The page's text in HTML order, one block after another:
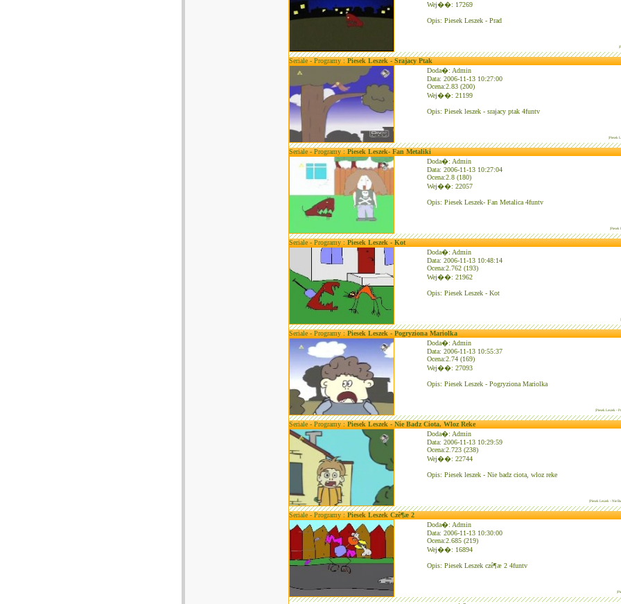
Wej��: 17269
Opis: Piesek Leszek - Prad
Seriale - Programy :Piesek Leszek - Srajacy Ptak
Doda�: Admin
Data: 2006-11-13 10:27:00
Ocena:2.83 (200)
Wej��: 21199
Opis: Piesek leszek - srajacy ptak 4funtv
|Piesek
Seriale - Programy :Piesek Leszek- Fan Metaliki
Doda�: Admin
Data: 2006-11-13 10:27:04
Ocena:2.8 (180)
Wej��: 22057
Opis: Piesek Leszek- Fan Metalica 4funtv
|Piesek
Seriale - Programy :Piesek Leszek - Kot
Doda�: Admin
Data: 2006-11-13 10:48:14
Ocena:2.762 (193)
Wej��: 21962
Opis: Piesek Leszek - Kot
Seriale - Programy :Piesek Leszek - Pogryziona Mariolka
Doda�: Admin
Data: 2006-11-13 10:55:37
Ocena:2.74 (169)
Wej��: 27093
Opis: Piesek Leszek - Pogryziona Mariolka
|Piesek Leszek -
Seriale - Programy :Piesek Leszek - Nie Badz Ciota, Wloz Reke
Doda�: Admin
Data: 2006-11-13 10:29:59
Ocena:2.723 (238)
Wej��: 22744
Opis: Piesek leszek - Nie badz ciota, wloz reke
|Piesek Leszek - Nie
Seriale - Programy :Piesek Leszek Czê¶æ 2
Doda�: Admin
Data: 2006-11-13 10:30:00
Ocena:2.685 (219)
Wej��: 16894
Opis: Piesek Leszek czê¶æ 2 4funtv